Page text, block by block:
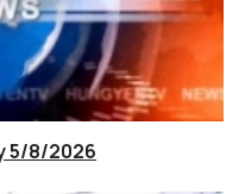
5/8/2026